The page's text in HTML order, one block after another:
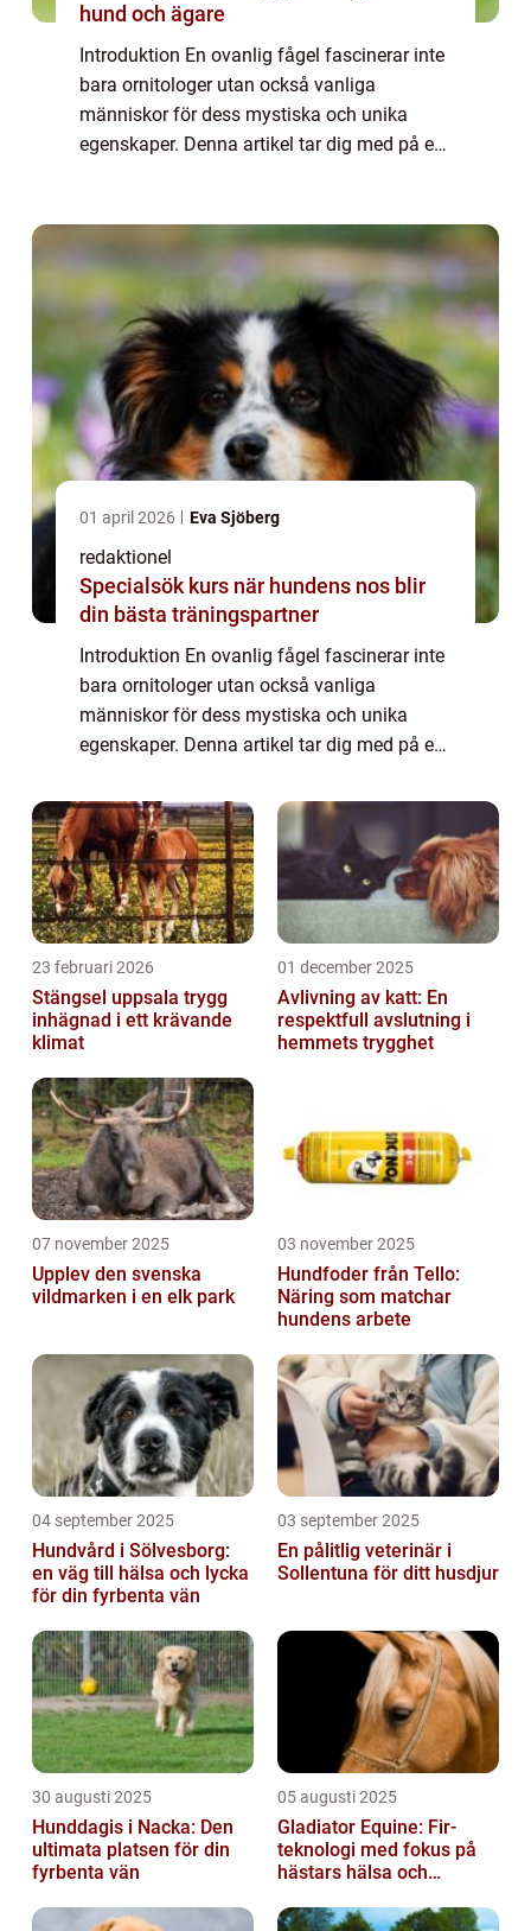
hund och ägare
Introduktion En ovanlig fågel fascinerar inte
bara ornitologer utan också vanliga
människor för dess mystiska och unika
egenskaper. Denna artikel tar dig med på en
01 april 2026 Eva Sjöberg
redaktionel
Specialsök kurs när hundens nos blir
din bästa träningspartner
Introduktion En ovanlig fågel fascinerar inte
bara ornitologer utan också vanliga
människor för dess mystiska och unika
egenskaper. Denna artikel tar dig med på en
ovanlig fågel och ger dig en grundlig
översi...
23 februari 2026
Stängsel uppsala trygg
inhägnad i ett krävande
klimat
01 december 2025
Avlivning av katt: En
respektfull avslutning i
hemmets trygghet
07 november 2025
Upplev den svenska
vildmarken i en elk park
03 november 2025
Hundfoder från Tello:
Näring som matchar
hundens arbete
04 september 2025
Hundvård i Sölvesborg:
en väg till hälsa och lycka
för din fyrbenta vän
03 september 2025
En pålitlig veterinär i
Sollentuna för ditt husdjur
30 augusti 2025
Hunddagis i Nacka: Den
ultimata platsen för din
fyrbenta vän
05 augusti 2025
Gladiator Equine: Fir-
teknologi med fokus på
hästars hälsa och